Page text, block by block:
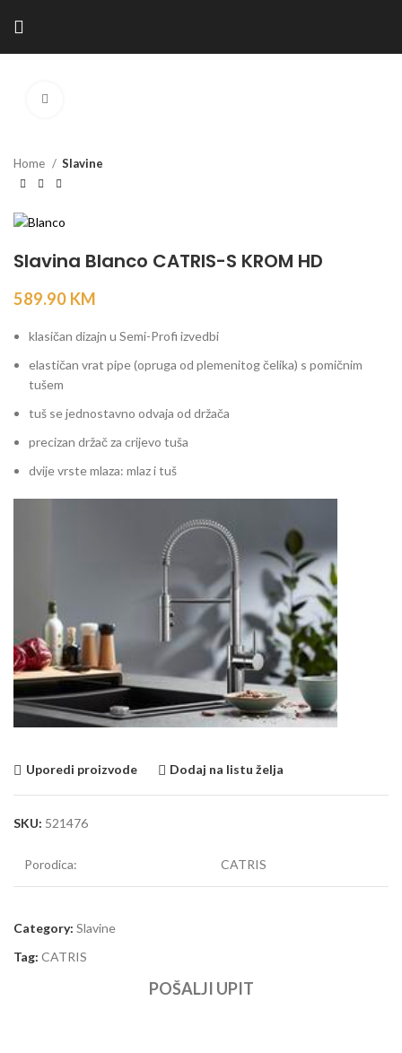
Home Slavine
Slavina Blanco CATRIS-S KROM HD
589.90 KM
klasičan dizajn u Semi-Profi izvedbi
elastičan vrat pipe (opruga od plemenitog čelika) s pomičnim
tušem
tuš se jednostavno odvaja od držača
precizan držač za crijevo tuša
dvije vrste mlaza: mlaz i tuš
Uporedi proizvode Dodaj na listu želja
SKU: 521476
Porodica: CATRIS
Category: Slavine
Tag: CATRIS
POŠALJI UPIT